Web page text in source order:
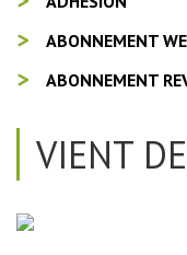
ABONNEMENT
ABONNEMENT
VIENT